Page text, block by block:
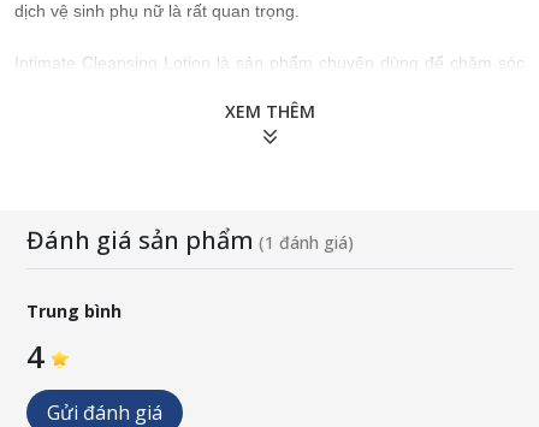
dịch vệ sinh phụ nữ là rất quan trọng.
Intimate Cleansing Lotion là sản phẩm chuyên dùng để chăm sóc
cứu, xây dựng dưới sự tham vấn của các Bác sĩ chuyên khoa phụ
sản và các Dược sĩ chuyên ngành bào chế hàng đầu tại CHLB
nhiễm mà không gây khô rát, phù hợp với sinh lý vùng kín phụ nữ
Cleansing Lotion -
chị em phụ nữ.
XEM THÊM
Đánh giá sản phẩm (1 đánh giá)
Trung bình
4
Gửi đánh giá